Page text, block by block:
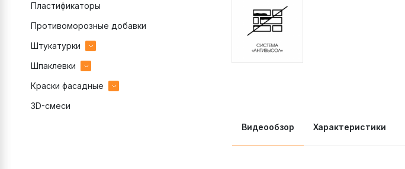
Пластификаторы
Противоморозные добавки
Штукатурки
гипсовые
декоративные готовые
декоративные цементные
Шпаклевки
гипсовые
полимерные
Краски фасадные
акриловые
3D-смеси
Видеообзор Характеристики